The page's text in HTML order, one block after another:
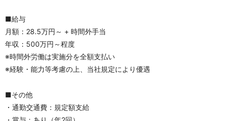
■給与
月額：28.5万円～ + 時間外手当
年収：500万円～程度
※時間外労働は実施分を全額支払い
※経験・能力等考慮の上、当社規定により優遇
・通勤交通費：規定額支給